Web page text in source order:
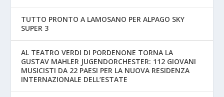
TUTTO PRONTO A LAMOSANO PER ALPAGO SKY
SUPER 3
AL TEATRO VERDI DI PORDENONE TORNA LA
GUSTAV MAHLER JUGENDORCHESTER: 112 GIOVANI
MUSICISTI DA 22 PAESI PER LA NUOVA RESIDENZA
INTERNAZIONALE DELL’ESTATE